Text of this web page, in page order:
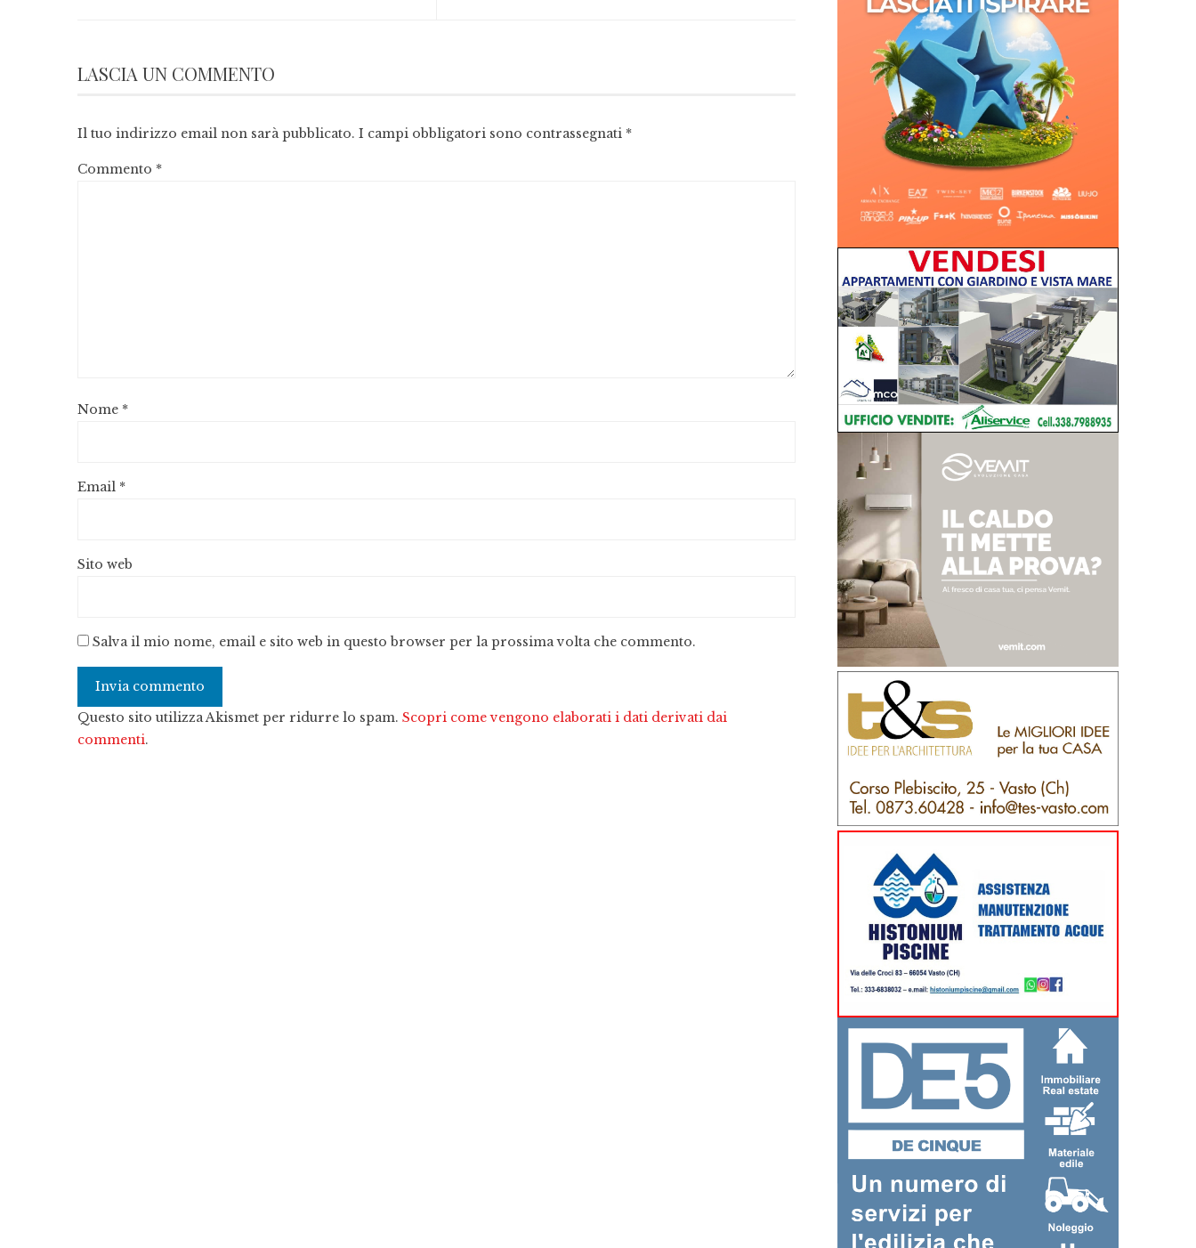
LASCIA UN COMMENTO
Il tuo indirizzo email non sarà pubblicato. I campi obbligatori sono contrassegnati *
Commento *
Nome *
Email *
Sito web
Salva il mio nome, email e sito web in questo browser per la prossima volta che commento.
Questo sito utilizza Akismet per ridurre lo spam. Scopri come vengono elaborati i dati derivati dai
commenti.